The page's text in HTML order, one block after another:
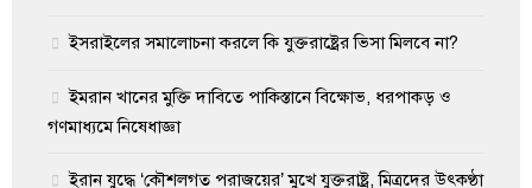
ইসরাইলের সমালোচনা করলে কি যুক্তরাষ্ট্রের ভিসা মিলবে না?
ইমরান খানের মুক্তি দাবিতে পাকিস্তানে বিক্ষোভ, ধরপাকড় ও
গণমাধ্যমে নিষেধাজ্ঞা
ইরান যুদ্ধে ‘কৌশলগত পরাজয়ের’ মুখে যুক্তরাষ্ট্র, মিত্রদের উৎকণ্ঠা